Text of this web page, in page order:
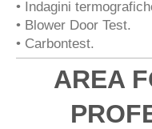
• Indagini
• Blower Door Test.
• Carbontest.
AREA